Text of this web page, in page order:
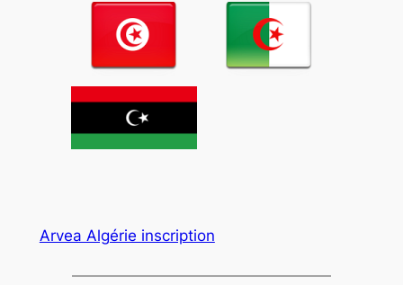
Arvea Algérie inscription